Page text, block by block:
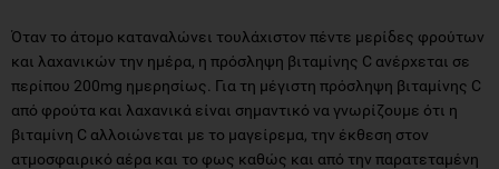
Όταν το άτομο καταναλώνει τουλάχιστον πέντε μερίδες φρούτων
και λαχανικών την ημέρα, η πρόσληψη βιταμίνης C ανέρχεται σε
περίπου 200mg ημερησίως. Για τη μέγιστη πρόσληψη βιταμίνης C
από φρούτα και λαχανικά είναι σημαντικό να γνωρίζουμε ότι η
βιταμίνη C αλλοιώνεται με το μαγείρεμα, την έκθεση στον
ατμοσφαιρικό αέρα και το φως καθώς και από την παρατεταμένη